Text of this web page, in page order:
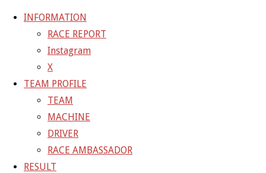
INFORMATION
RACE REPORT
Instagram
X
TEAM PROFILE
TEAM
MACHINE
DRIVER
RACE AMBASSADOR
RESULT
ホ
GALLERY 【予選】Rd.7 MOTEGI 11号車 GT-R NISMO｜
SUPER GT2020